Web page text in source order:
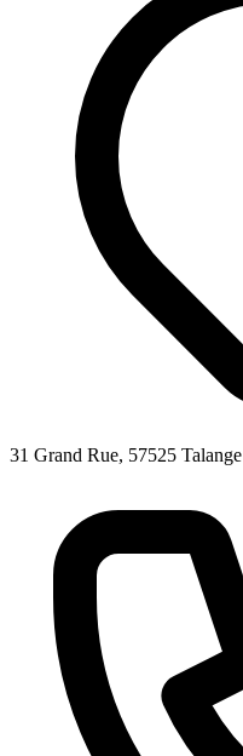
31 Grand Rue, 57525 Talange